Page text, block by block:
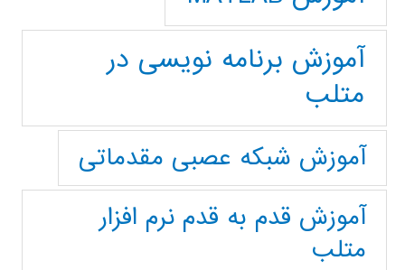
آموزش برنامه نویسی در
متلب
آموزش شبکه عصبی مقدماتی
آموزش قدم به قدم نرم افزار
متلب